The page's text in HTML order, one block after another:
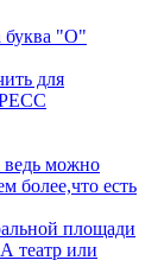
буква "О"
для
ведь можно
более,что есть
площади
театр или